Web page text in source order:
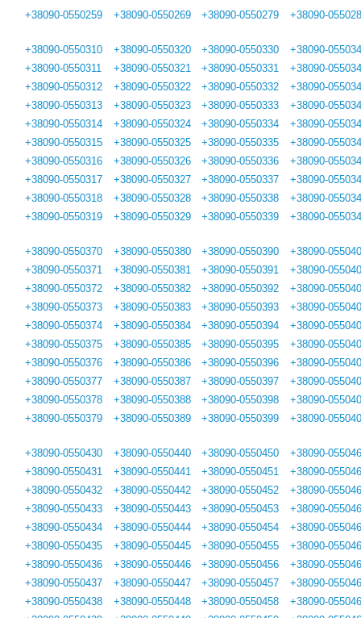
+38090-0550259
+38090-0550269
+38090-0550279
+38090-
+38090-0550310
+38090-0550311
+38090-0550312
+38090-0550313
+38090-0550314
+38090-0550315
+38090-0550316
+38090-0550317
+38090-0550318
+38090-0550319
+38090-0550320
+38090-0550321
+38090-0550322
+38090-0550323
+38090-0550324
+38090-0550325
+38090-0550326
+38090-0550327
+38090-0550328
+38090-0550329
+38090-0550330
+38090-0550331
+38090-0550332
+38090-0550333
+38090-0550334
+38090-0550335
+38090-0550336
+38090-0550337
+38090-0550338
+38090-0550339
+38090-
+38090-
+38090-
+38090-
+38090-
+38090-
+38090-
+38090-
+38090-
+38090-
+38090-0550370
+38090-0550371
+38090-0550372
+38090-0550373
+38090-0550374
+38090-0550375
+38090-0550376
+38090-0550377
+38090-0550378
+38090-0550379
+38090-0550380
+38090-0550381
+38090-0550382
+38090-0550383
+38090-0550384
+38090-0550385
+38090-0550386
+38090-0550387
+38090-0550388
+38090-0550389
+38090-0550390
+38090-0550391
+38090-0550392
+38090-0550393
+38090-0550394
+38090-0550395
+38090-0550396
+38090-0550397
+38090-0550398
+38090-0550399
+38090-
+38090-
+38090-
+38090-
+38090-
+38090-
+38090-
+38090-
+38090-
+38090-
+38090-0550430
+38090-0550431
+38090-0550432
+38090-0550433
+38090-0550434
+38090-0550435
+38090-0550436
+38090-0550437
+38090-0550438
+38090-0550440
+38090-0550441
+38090-0550442
+38090-0550443
+38090-0550444
+38090-0550445
+38090-0550446
+38090-0550447
+38090-0550448
+38090-0550450
+38090-0550451
+38090-0550452
+38090-0550453
+38090-0550454
+38090-0550455
+38090-0550456
+38090-0550457
+38090-0550458
+38090-
+38090-
+38090-
+38090-
+38090-
+38090-
+38090-
+38090-
+38090-